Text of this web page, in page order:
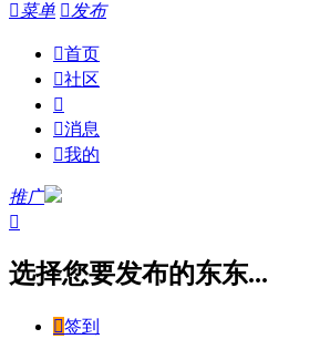
菜单 发布
首页
社区

消息
我的
推广

选择您要发布的东东...
签到